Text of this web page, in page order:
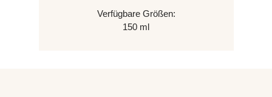
Verfügbare Größen:
150 ml